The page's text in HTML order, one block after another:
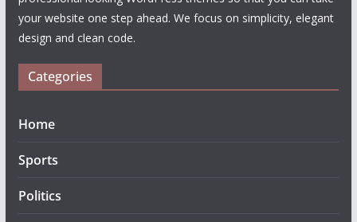
your website one step ahead. We focus on simplicity, elegant
design and clean code.
Categories
Home
Sports
Politics